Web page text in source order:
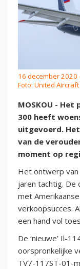
16 december 2020
Foto: United
MOSKOU -
300 heeft
uitgevoerd.
van de
moment op
Het ontwerp
jaren tachtig.
met
verkoopsucces.
een hand vol
De ‘nieuwe’ Il-
oorspronkelijke
TV7-117ST-01-